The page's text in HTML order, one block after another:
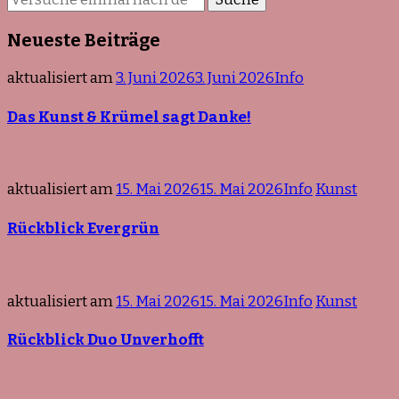
du
nach
etwas?
Neueste Beiträge
aktualisiert am3. Juni 20263. Juni 2026Info
Das Kunst & Krümel sagt Danke!
aktualisiert am15. Mai 202615. Mai 2026Info Kunst
Rückblick Evergrün
aktualisiert am15. Mai 202615. Mai 2026Info Kunst
Rückblick Duo Unverhofft